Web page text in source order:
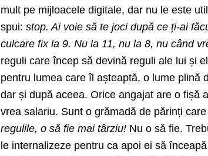
mult pe mijloacele digitale, dar nu le este
spui:stop. Ai voie să te joci după ce ți-ai
culcare fix la 9. Nu la 11, nu la 8, nu când
reguli care încep să devină reguli ale lui și
pentru lumea care îl așteaptă, o lume plină
dar și după aceea. Orice angajat are o fișă
vrea salariu. Sunt o grămadă de părinți
regulile, o să fie mai târziu! Nu o să fie.
le internalizeze pentru ca apoi ei să